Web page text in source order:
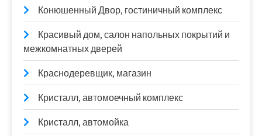
Конюшенный Двор, гостиничный комплекс
Красивый дом, салон напольных покрытий и
межкомнатных дверей
Краснодеревщик, магазин
Кристалл, автомоечный комплекс
Кристалл, автомойка